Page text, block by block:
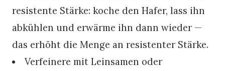
resistente Stärke: koche den Hafer, lass ihn
abkühlen und erwärme ihn dann wieder —
das erhöht die Menge an resistenter Stärke.
Verfeinere mit Leinsamen oder